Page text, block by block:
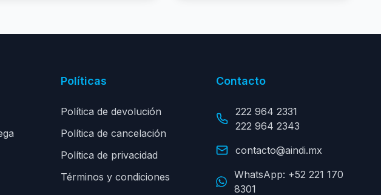
Políticas
Política de devolución
Política de cancelación
Política de privacidad
Términos y condiciones
Contacto
222 964 2331
222 964 2343
contacto@aindi.mx
WhatsApp: +52 221 170
8301